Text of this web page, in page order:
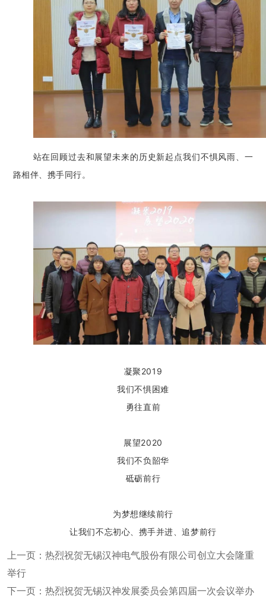
站在回顾过去和展望未来的历史新起点我们不惧风雨、一
路相伴、携手同行。
凝聚2019
我们不惧困难
勇往直前
展望2020
我们不负韶华
砥砺前行
为梦想继续前行
让我们不忘初心、携手并进、追梦前行
上一页：热烈祝贺无锡汉神电气股份有限公司创立大会隆重
举行
下一页：热烈祝贺无锡汉神发展委员会第四届一次会议举办